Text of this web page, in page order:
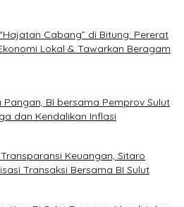
Cabang” di Bitung: Pererat
Lokal & Tawarkan Beragam
BI bersama Pemprov Sulut
dan Kendalikan Inflasi
Keuangan, Sitaro
Transaksi Bersama BI Sulut